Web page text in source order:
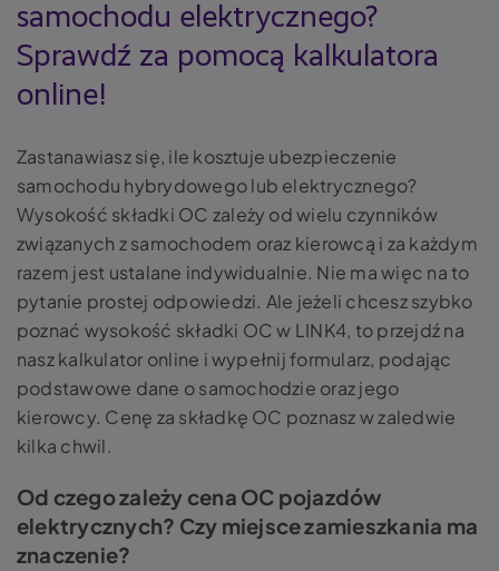
samochodu elektrycznego?
Sprawdź za pomocą kalkulatora
online!
Zastanawiasz się, ile kosztuje ubezpieczenie
samochodu hybrydowego lub elektrycznego?
Wysokość składki OC zależy od wielu czynników
związanych z samochodem oraz kierowcą i za każdym
razem jest ustalane indywidualnie. Nie ma więc na to
pytanie prostej odpowiedzi. Ale jeżeli chcesz szybko
poznać wysokość składki OC w LINK4, to przejdź na
nasz kalkulator online i wypełnij formularz, podając
podstawowe dane o samochodzie oraz jego
kierowcy. Cenę za składkę OC poznasz w zaledwie
kilka chwil.
Od czego zależy cena OC pojazdów
elektrycznych? Czy miejsce zamieszkania ma
znaczenie?